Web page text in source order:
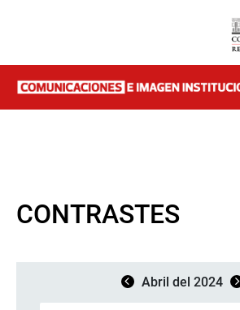
CONTRASTES
Abril del 2024